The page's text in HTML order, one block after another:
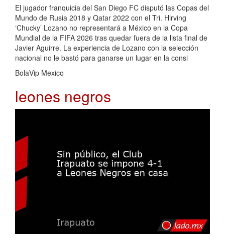
El jugador franquicia del San Diego FC disputó las Copas del
Mundo de Rusia 2018 y Qatar 2022 con el Tri. Hirving
‘Chucky’ Lozano no representará a México en la Copa
Mundial de la FIFA 2026 tras quedar fuera de la lista final de
Javier Aguirre. La experiencia de Lozano con la selección
nacional no le bastó para ganarse un lugar en la consi
BolaVip Mexico
leones negros